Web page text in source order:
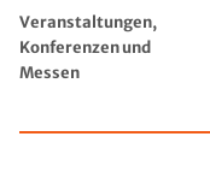
Veranstaltungen,
Konferenzen und
Messen